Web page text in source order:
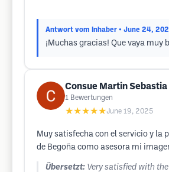
Antwort vom Inhaber • June 24,
¡Muchas gracias! Que vaya muy
Consue Martin Sebastia
1 Bewertungen
★★★★★June 19, 2025
Muy satisfecha con el servicio y la
de Begoña como asesora mi
Übersetzt: Very satisfied with